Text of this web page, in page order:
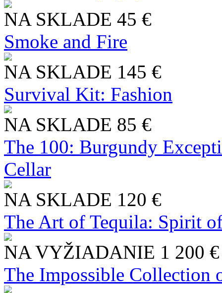
NA SKLADE 45 €
Smoke and Fire
NA SKLADE 145 €
Survival Kit: Fashion
NA SKLADE 85 €
The 100: Burgundy
Cellar
NA SKLADE 120 €
The Art of Tequila: Spirit
NA VYŽIADANIE 1 200 €
The Impossible Collection